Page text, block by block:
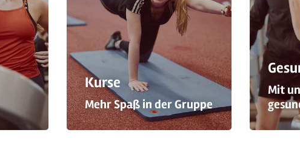
Kurse
Mehr Spaß in der Gruppe
Mit